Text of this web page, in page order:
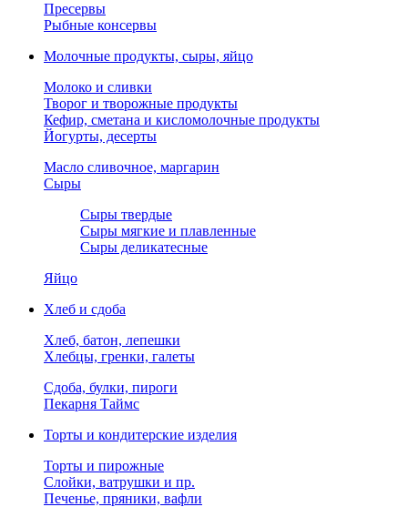
Пресервы
Рыбные консервы
Молочные продукты, сыры, яйцо
Молоко и сливки
Творог и творожные продукты
Кефир, сметана и кисломолочные продукты
Йогурты, десерты
Масло сливочное, маргарин
Сыры
Сыры твердые
Сыры мягкие и плавленные
Сыры деликатесные
Яйцо
Хлеб и сдоба
Хлеб, батон, лепешки
Хлебцы, гренки, галеты
Сдоба, булки, пироги
Пекарня Таймс
Торты и кондитерские изделия
Торты и пирожные
Слойки, ватрушки и пр.
Печенье, пряники, вафли